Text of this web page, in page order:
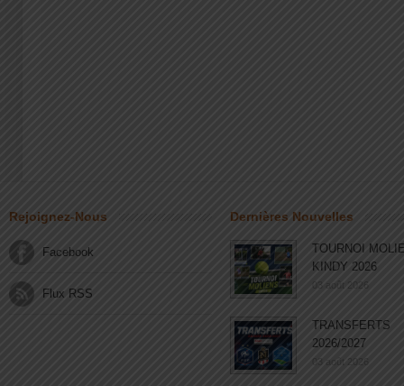
Rejoignez-Nous
Facebook
Flux RSS
Dernières Nouvelles
TOURNOI
KINDY 2026
03 août 2026
TRANSFERTS
2026/2027
03 août 2026